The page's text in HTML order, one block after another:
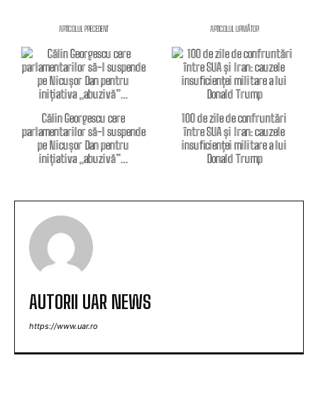
ARTICOLUL PRECEDENT
Călin Georgescu cere
parlamentarilor să-l suspende
pe Nicușor Dan pentru
inițiativa „abuzivă”…
ARTICOLUL URMĂTOR
100 de zile de confruntări
între SUA și Iran: cauzele
insuficienței militare a lui
Donald Trump
AUTORII UAR NEWS
https://www.uar.ro